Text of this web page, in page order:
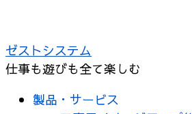
テ
ン
ゼストシステム
仕事も遊びも全て楽しむ
製品・サービス